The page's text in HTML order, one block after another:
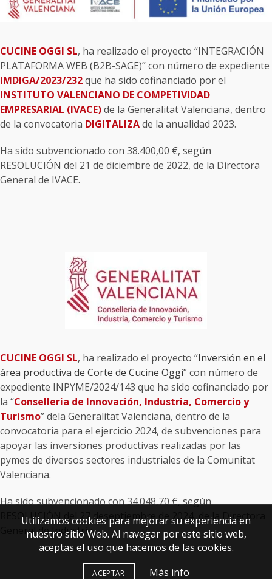
CUCINE OGGI SL, ha realizado el proyecto “INTEGRACIÓN
PLATAFORMA WEB (B2B-SAGE)” con número de expediente
IMDIGA/2023/232que ha sido cofinanciado por el
INSTITUTO VALENCIANO DE COMPETIVIDAD
EMPRESARIAL (IVACE)de la Generalitat Valenciana, dentro
de la convocatoria DIGITALIZAde la anualidad 2023.
Ha sido subvencionado con 38.400,00 €, según
RESOLUCIÓN del 21 de diciembre de 2022, de la Directora
General de IVACE.
CUCINE OGGI SL, ha realizado el proyecto “Inversión en el
área productiva de Corte de Cucine Oggi” con número de
expediente INPYME/2024/143 que ha sido cofinanciado por
la “Conselleria de Innovación, Industria, Comercio y
Turismo” dela Generalitat Valenciana, dentro de la
convocatoria para el ejercicio 2024, de subvenciones para
apoyar las inversiones productivas realizadas por las
pymes de diversos sectores industriales de la Comunitat
Valenciana.
Ha sido subvencionado con 34.048,70 €, según
RESOLUCIÓN del 27 deseptiembre de 2024, de la Directora
General de Industria.
Utilizamos cookies para mejorar su experiencia en
nuestro sitio Web. Al navegar por este sitio web,
aceptas el uso que hacemos de las cookies.
ACEPTAR Más info